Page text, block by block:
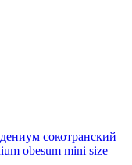
сокотранский
obesum mini size